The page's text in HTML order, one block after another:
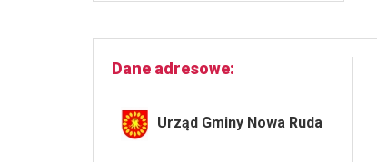
Dane adresowe
Urząd Gminy Nowa Ruda